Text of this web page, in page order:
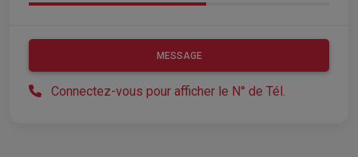
MESSAGE
Connectez-vous pour afficher le N° de Tél.